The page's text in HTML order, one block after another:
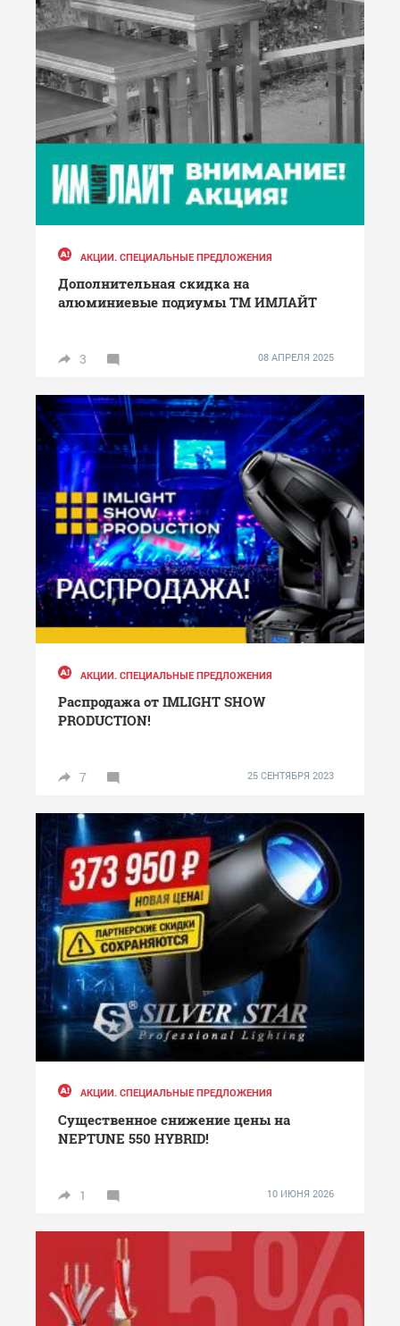
АКЦИИ. СПЕЦИАЛЬНЫЕ ПРЕДЛОЖЕНИЯ
Дополнительная скидка на
алюминиевые подиумы ТМ ИМЛАЙТ
3 08 АПРЕЛЯ 2025
АКЦИИ. СПЕЦИАЛЬНЫЕ ПРЕДЛОЖЕНИЯ
Распродажа от IMLIGHT SHOW
PRODUCTION!
7 25 СЕНТЯБРЯ 2023
АКЦИИ. СПЕЦИАЛЬНЫЕ ПРЕДЛОЖЕНИЯ
Существенное снижение цены на
NEPTUNE 550 HYBRID!
1 10 ИЮНЯ 2026